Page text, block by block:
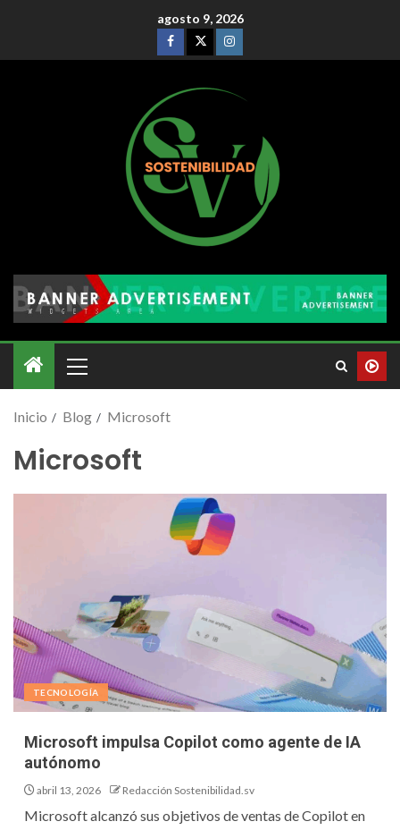
agosto 9, 2026
Inicio Blog Microsoft
Microsoft
TECNOLOGÍA
Microsoft impulsa Copilot como agente de IA
autónomo
abril 13, 2026 Redacción Sostenibilidad.sv
Microsoft alcanzó sus objetivos de ventas de Copilot en